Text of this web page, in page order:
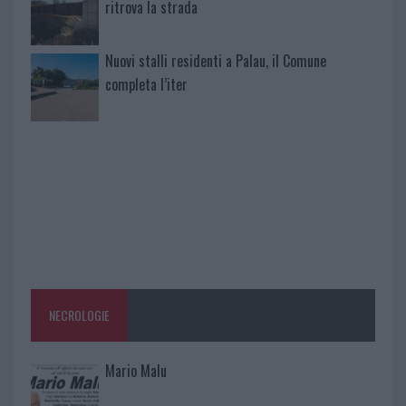
ritrova la strada
Nuovi stalli residenti a Palau, il Comune
completa l’iter
NECROLOGIE
Mario Malu